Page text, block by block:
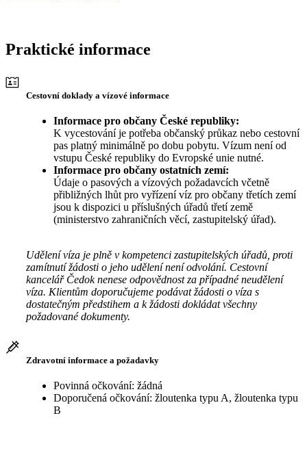
Praktické informace
Cestovní doklady a vízové informace
Informace pro občany České republiky:
K vycestování je potřeba občanský průkaz nebo cestovní
pas platný minimálně po dobu pobytu. Vízum není od
vstupu České republiky do Evropské unie nutné.
Informace pro občany ostatních zemí:
Údaje o pasových a vízových požadavcích včetně
přibližných lhůt pro vyřízení víz pro občany třetích zemí
jsou k dispozici u příslušných úřadů třetí země
(ministerstvo zahraničních věcí, zastupitelský úřad).
Udělení víza je plně v kompetenci zastupitelských úřadů, proti
zamítnutí žádosti o jeho udělení není odvolání. Cestovní
kancelář Čedok nenese odpovědnost za případné neudělení
víza. Klientům doporučujeme podávat žádosti o víza s
dostatečným předstihem a k žádosti dokládat všechny
požadované dokumenty.
Zdravotní informace a požadavky
Povinná očkování: žádná
Doporučená očkování: žloutenka typu A, žloutenka typu
B